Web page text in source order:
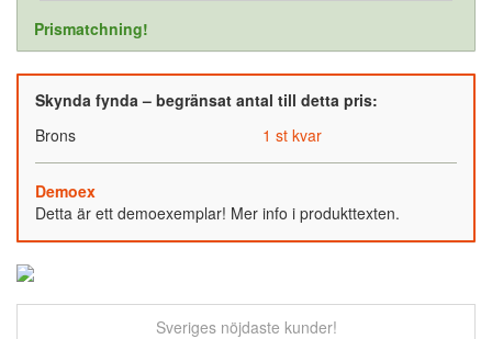
Prismatchning!
Skynda fynda – begränsat antal till detta pris:
Brons
1 st kvar
Demoex
Detta är ett demoexemplar! Mer info i produkttexten.
Sveriges nöjdaste kunder!